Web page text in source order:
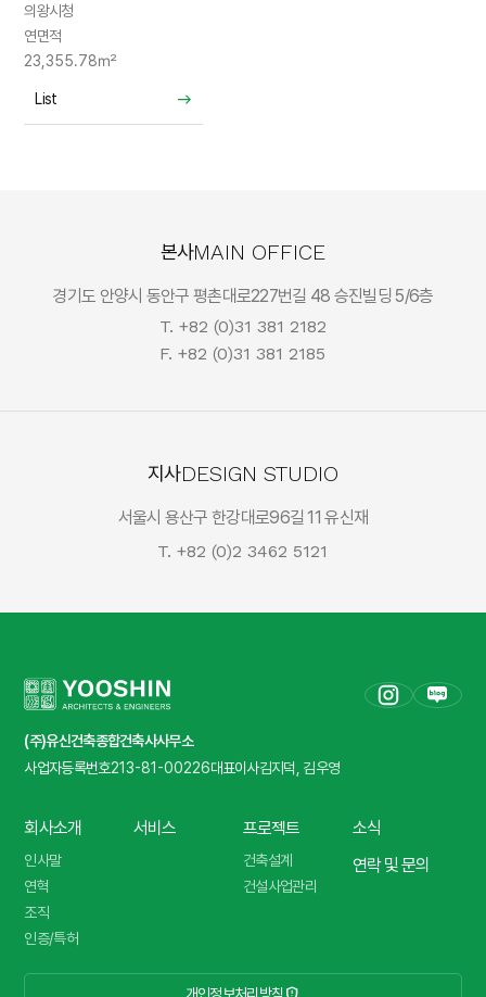
의왕시청
연면적
23,355.78㎡
List
List
본사MAIN OFFICE
경기도 안양시 동안구 평촌대로227번길 48 승진빌딩 5/6층
T. +82 (0)31 381 2182
F. +82 (0)31 381 2185
지사DESIGN STUDIO
서울시 용산구 한강대로96길 11 유신재
T. +82 (0)2 3462 5121
(주)유신건축종합건축사사무소
사업자등록번호213-81-00226대표이사김지덕, 김우영
회사소개
인사말
연혁
조직
인증/특허
서비스 프로젝트
건축설계
건설사업관리
소식
연락 및 문의
개인정보처리방침